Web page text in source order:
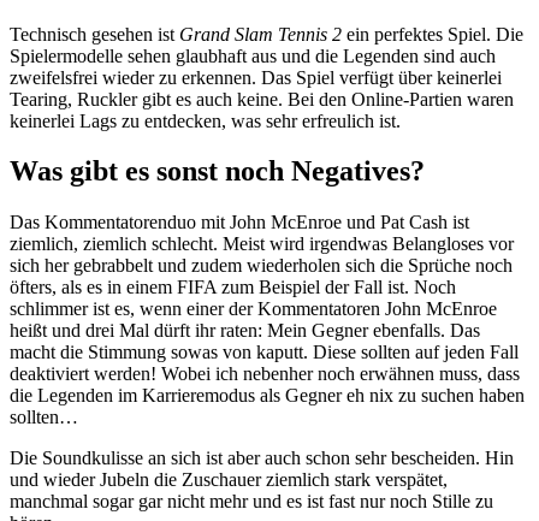
Technisch gesehen ist Grand Slam Tennis 2 ein perfektes Spiel. Die
Spielermodelle sehen glaubhaft aus und die Legenden sind auch
zweifelsfrei wieder zu erkennen. Das Spiel verfügt über keinerlei
Tearing, Ruckler gibt es auch keine. Bei den Online-Partien waren
keinerlei Lags zu entdecken, was sehr erfreulich ist.
Was gibt es sonst noch Negatives?
Das Kommentatorenduo mit John McEnroe und Pat Cash ist
ziemlich, ziemlich schlecht. Meist wird irgendwas Belangloses vor
sich her gebrabbelt und zudem wiederholen sich die Sprüche noch
öfters, als es in einem FIFA zum Beispiel der Fall ist. Noch
schlimmer ist es, wenn einer der Kommentatoren John McEnroe
heißt und drei Mal dürft ihr raten: Mein Gegner ebenfalls. Das
macht die Stimmung sowas von kaputt. Diese sollten auf jeden Fall
deaktiviert werden! Wobei ich nebenher noch erwähnen muss, dass
die Legenden im Karrieremodus als Gegner eh nix zu suchen haben
sollten…
Die Soundkulisse an sich ist aber auch schon sehr bescheiden. Hin
und wieder Jubeln die Zuschauer ziemlich stark verspätet,
manchmal sogar gar nicht mehr und es ist fast nur noch Stille zu